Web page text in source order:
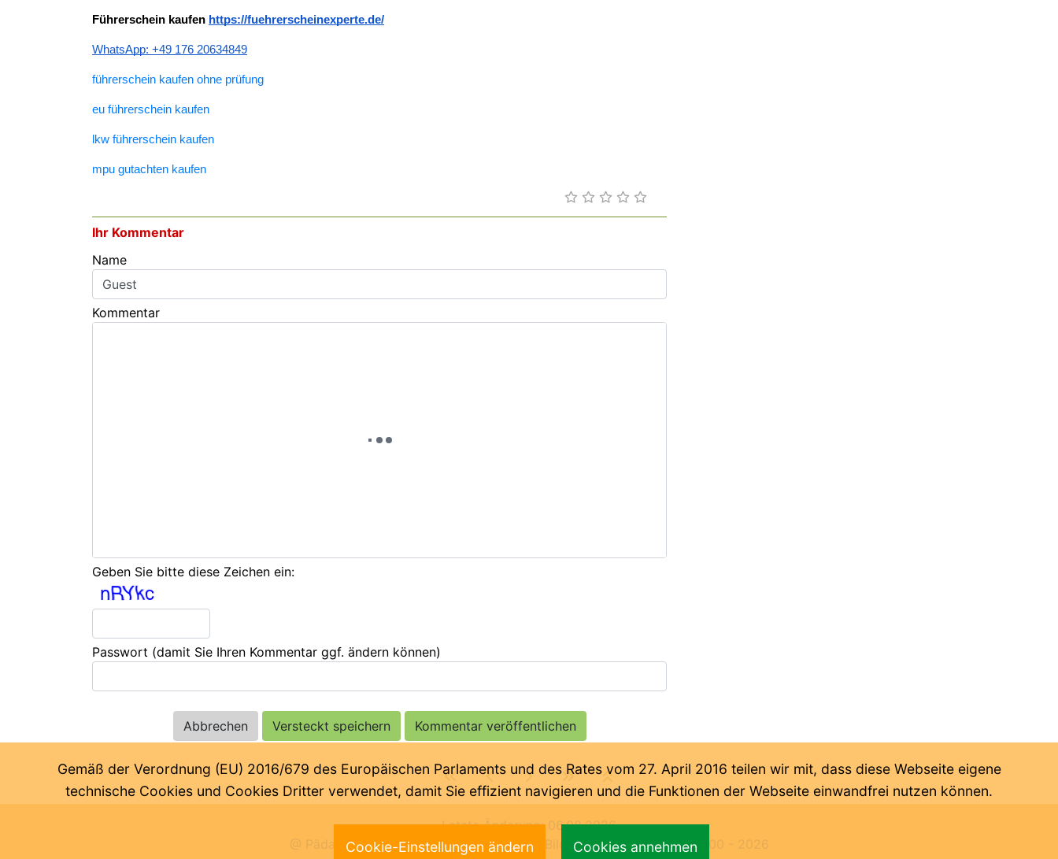
Führerschein kaufen https://fuehrerscheinexperte.de/
WhatsApp: +49 176 20634849
führerschein kaufen ohne prüfung
eu führerschein kaufen
lkw führerschein kaufen
mpu gutachten kaufen
Ihr Kommentar
Name
Kommentar
Geben Sie bitte diese Zeichen ein:
Passwort (damit Sie Ihren Kommentar ggf. ändern können)
Letzte Änderung: 06.08.2026
@ Pädagogische Abteilung der Deutschen Bildungsdirektion Bozen 2000 -
2026
Gemäß der Verordnung (EU) 2016/679 des Europäischen Parlaments und des Rates vom 27. April 2016 teilen wir mit, dass diese Webseite eigene
technische Cookies und Cookies Dritter verwendet, damit Sie effizient navigieren und die Funktionen der Webseite einwandfrei nutzen können.
Cookie-Einstellungen ändern Cookies annehmen